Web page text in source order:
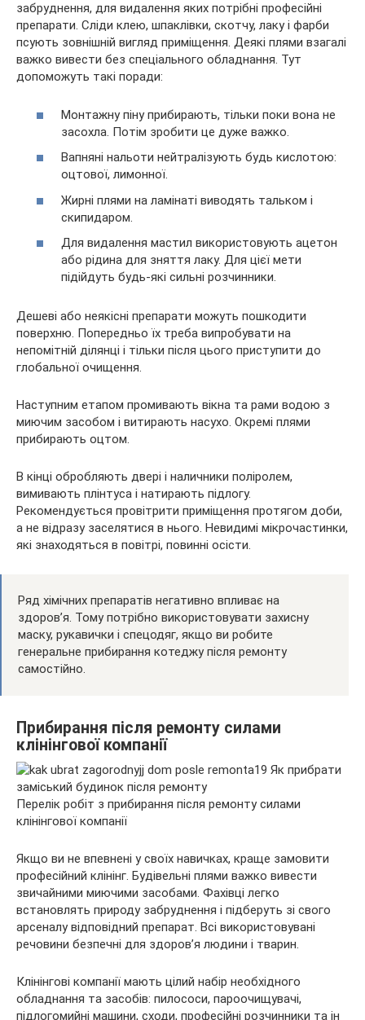
забруднення, для видалення яких потрібні професійні
препарати. Сліди клею, шпаклівки, скотчу, лаку і фарби
псують зовнішній вигляд приміщення. Деякі плями взагалі
важко вивести без спеціального обладнання. Тут
допоможуть такі поради:
Монтажну піну прибирають, тільки поки вона не
засохла. Потім зробити це дуже важко.
Вапняні нальоти нейтралізують будь кислотою:
оцтової, лимонної.
Жирні плями на ламінаті виводять тальком і
скипидаром.
Для видалення мастил використовують ацетон
або рідина для зняття лаку. Для цієї мети
підійдуть будь-які сильні розчинники.
Дешеві або неякісні препарати можуть пошкодити
поверхню. Попередньо їх треба випробувати на
непомітній ділянці і тільки після цього приступити до
глобальної очищення.
Наступним етапом промивають вікна та рами водою з
миючим засобом і витирають насухо. Окремі плями
прибирають оцтом.
В кінці обробляють двері і наличники поліролем,
вимивають плінтуса і натирають підлогу.
Рекомендується провітрити приміщення протягом доби,
а не відразу заселятися в нього. Невидимі мікрочастинки,
які знаходяться в повітрі, повинні осісти.
Ряд хімічних препаратів негативно впливає на
здоров’я. Тому потрібно використовувати захисну
маску, рукавички і спецодяг, якщо ви робите
генеральне прибирання котеджу після ремонту
самостійно.
Прибирання після ремонту силами
клінінгової компанії
Перелік робіт з прибирання після ремонту силами
клінінгової компанії
Якщо ви не впевнені у своїх навичках, краще замовити
професійний клінінг. Будівельні плями важко вивести
звичайними миючими засобами. Фахівці легко
встановлять природу забруднення і підберуть зі свого
арсеналу відповідний препарат. Всі використовувані
речовини безпечні для здоров’я людини і тварин.
Клінінгові компанії мають цілий набір необхідного
обладнання та засобів: пилососи, пароочищувачі,
підлогомийні машини, сходи, професійні розчинники та ін